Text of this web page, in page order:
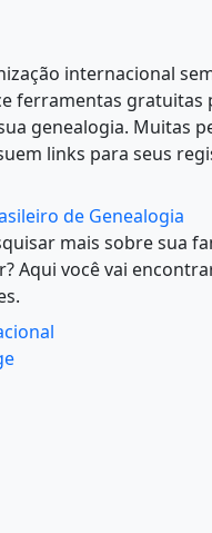
internacional
ferramentas gratuitas
genealogia. Muitas
links para seus
de Genealogia
mais sobre sua
Aqui você vai